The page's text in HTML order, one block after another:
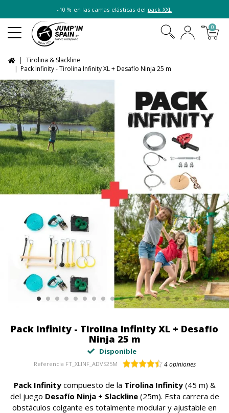
-10 % en las camas elásticas del pack XXL
0
Tirolina & Slackline
Pack Infinity - Tirolina Infinity XL + Desafío Ninja 25 m
Pack Infinity - Tirolina Infinity XL + Desafío
Ninja 25 m
Disponible
Referencia FT_XLINF_ADVS25M 4opiniones
Pack Infinitycompuesto de la Tirolina Infinity(45 m) &
del juego Desafío Ninja + Slackline(25m). Esta carrera de
obstáculos colgante es totalmente modular y ajustable en